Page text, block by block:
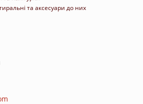
та аксесуари до них